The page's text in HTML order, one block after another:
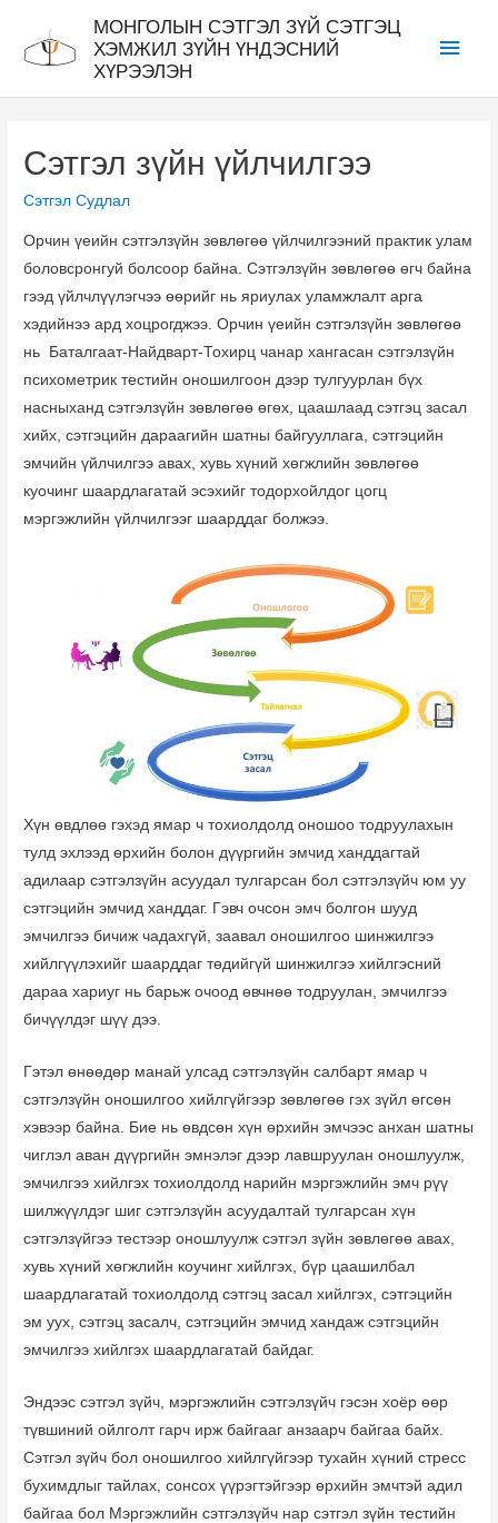
content
МОНГОЛЫН СЭТГЭЛ ЗҮЙ СЭТГЭЦ
ХЭМЖИЛ ЗҮЙН ҮНДЭСНИЙ
ХҮРЭЭЛЭН
Main
Сэтгэл зүйн үйлчилгээ
Сэтгэл Судлал
Орчин үеийн сэтгэлзүйн зөвлөгөө үйлчилгээний практик улам
боловсронгуй болсоор байна. Сэтгэлзүйн зөвлөгөө өгч байна
гээд үйлчлүүлэгчээ өөрийг нь яриулах уламжлалт арга
хэдийнээ ард хоцрогджээ. Орчин үеийн сэтгэлзүйн зөвлөгөө
нь Баталгаат-Найдварт-Тохирц чанар хангасан сэтгэлзүйн
психометрик тестийн оношилгоон дээр тулгуурлан бүх
насныханд сэтгэлзүйн зөвлөгөө өгөх, цаашлаад сэтгэц засал
хийх, сэтгэцийн дараагийн шатны байгууллага, сэтгэцийн
эмчийн үйлчилгээ авах, хувь хүний хөгжлийн зөвлөгөө
куочинг шаардлагатай эсэхийг тодорхойлдог цогц
мэргэжлийн үйлчилгээг шаарддаг болжээ.
Хүн өвдлөө гэхэд ямар ч тохиолдолд оношоо тодруулахын
тулд эхлээд өрхийн болон дүүргийн эмчид ханддагтай
адилаар сэтгэлзүйн асуудал тулгарсан бол сэтгэлзүйч юм уу
сэтгэцийн эмчид ханддаг. Гэвч очсон эмч болгон шууд
эмчилгээ бичиж чадахгүй, заавал оношилгоо шинжилгээ
хийлгүүлэхийг шаарддаг төдийгүй шинжилгээ хийлгэсний
дараа хариуг нь барьж очоод өвчнөө тодруулан, эмчилгээ
бичүүлдэг шүү дээ.
Гэтэл өнөөдөр манай улсад сэтгэлзүйн салбарт ямар ч
сэтгэлзүйн оношилгоо хийлгүйгээр зөвлөгөө гэх зүйл өгсөн
хэвээр байна. Бие нь өвдсөн хүн өрхийн эмчээс анхан шатны
чиглэл аван дүүргийн эмнэлэг дээр лавшруулан оношлуулж,
эмчилгээ хийлгэх тохиолдолд нарийн мэргэжлийн эмч рүү
шилжүүлдэг шиг сэтгэлзүйн асуудалтай тулгарсан хүн
сэтгэлзүйгээ тестээр оношлуулж сэтгэл зүйн зөвлөгөө авах,
хувь хүний хөгжлийн коучинг хийлгэх, бүр цаашилбал
шаардлагатай тохиолдолд сэтгэц засал хийлгэх, сэтгэцийн
эм уух, сэтгэц засалч, сэтгэцийн эмчид хандаж сэтгэцийн
эмчилгээ хийлгэх шаардлагатай байдаг.
Эндээс сэтгэл зүйч, мэргэжлийн сэтгэлзүйч гэсэн хоёр өөр
түвшиний ойлголт гарч ирж байгааг анзаарч байгаа байх.
Сэтгэл зүйч бол оношилгоо хийлгүйгээр тухайн хүний стресс
бухимдлыг тайлах, сонсох үүрэгтэйгээр өрхийн эмчтэй адил
байгаа бол Мэргэжлийн сэтгэлзүйч нар сэтгэл зүйн тестийн